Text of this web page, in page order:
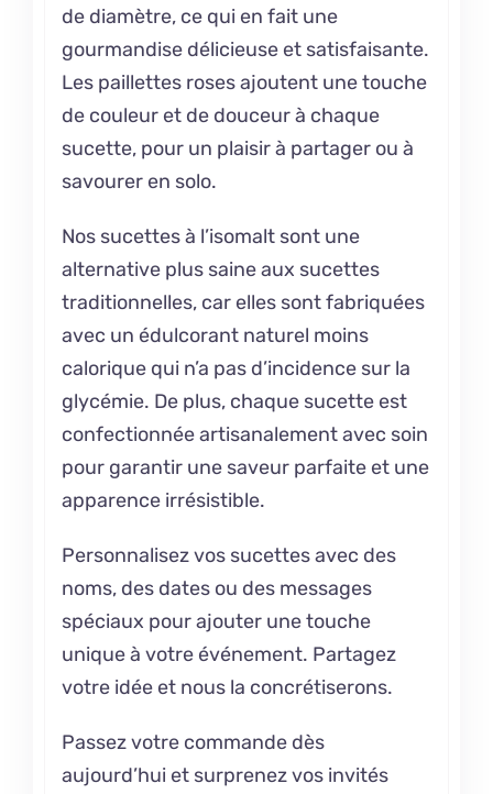
de diamètre, ce qui en fait une
gourmandise délicieuse et satisfaisante.
Les paillettes roses ajoutent une touche
de couleur et de douceur à chaque
sucette, pour un plaisir à partager ou à
savourer en solo.
Nos sucettes à l’isomalt sont une
alternative plus saine aux sucettes
traditionnelles, car elles sont fabriquées
avec un édulcorant naturel moins
calorique qui n’a pas d’incidence sur la
glycémie. De plus, chaque sucette est
confectionnée artisanalement avec soin
pour garantir une saveur parfaite et une
apparence irrésistible.
Personnalisez vos sucettes avec des
noms, des dates ou des messages
spéciaux pour ajouter une touche
unique à votre événement. Partagez
votre idée et nous la concrétiserons.
Passez votre commande dès
aujourd’hui et surprenez vos invités